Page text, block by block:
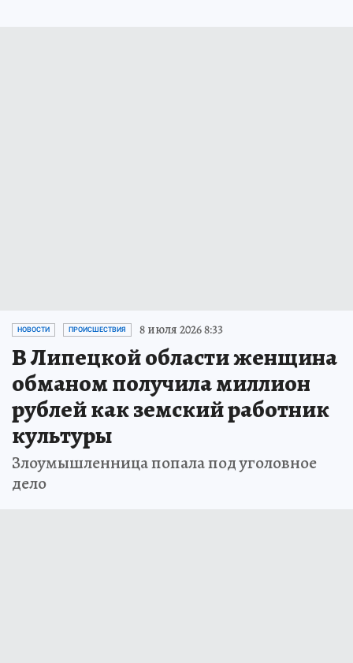
НОВОСТИ ПРОИСШЕСТВИЯ 8 июля 2026 8:33
В Липецкой области женщина
обманом получила миллион
рублей как земский работник
культуры
Злоумышленница попала под уголовное
дело